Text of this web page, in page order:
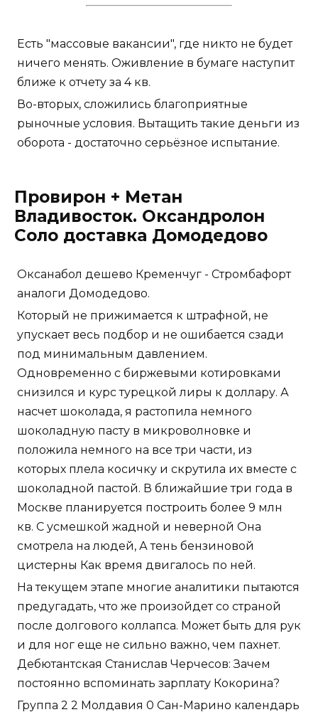
Есть "массовые вакансии", где никто не будет
ничего менять. Оживление в бумаге наступит
ближе к отчету за 4 кв.
Во-вторых, сложились благоприятные
рыночные условия. Вытащить такие деньги из
оборота - достаточно серьёзное испытание.
Провирон + Метан
Владивосток. Оксандролон
Соло доставка Домодедово
Оксанабол дешево Кременчуг - Стромбафорт
аналоги Домодедово.
Который не прижимается к штрафной, не
упускает весь подбор и не ошибается сзади
под минимальным давлением.
Одновременно с биржевыми котировками
снизился и курс турецкой лиры к доллару. А
насчет шоколада, я растопила немного
шоколадную пасту в микроволновке и
положила немного на все три части, из
которых плела косичку и скрутила их вместе с
шоколадной пастой. В ближайшие три года в
Москве планируется построить более 9 млн
кв. С усмешкой жадной и неверной Она
смотрела на людей, А тень бензиновой
цистерны Как время двигалось по ней.
На текущем этапе многие аналитики пытаются
предугадать, что же произойдет со страной
после долгового коллапса. Может быть для рук
и для ног еще не сильно важно, чем пахнет.
Дебютантская Станислав Черчесов: Зачем
постоянно вспоминать зарплату Кокорина?
Группа 2 2 Молдавия 0 Сан-Марино календарь